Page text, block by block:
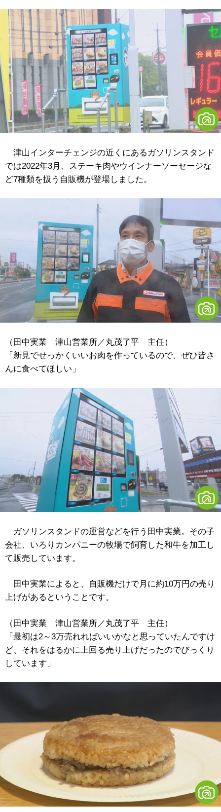
津山インターチェンジの近くにあるガソリンスタンド
では2022年3月、ステーキ肉やウインナーソーセージな
ど7種類を扱う自販機が登場しました。
（田中実業 津山営業所／丸茂了平 主任）
「新見でせっかくいいお肉を作っているので、ぜひ皆さ
んに食べてほしい」
ガソリンスタンドの運営などを行う田中実業。その子
会社、いろりカンパニーの牧場で飼育した和牛を加工し
て販売しています。
田中実業によると、自販機だけで月に約10万円の売り
上げがあるということです。
（田中実業 津山営業所／丸茂了平 主任）
「最初は2～3万売れればいいかなと思っていたんですけ
ど、それをはるかに上回る売り上げだったのでびっくり
しています」